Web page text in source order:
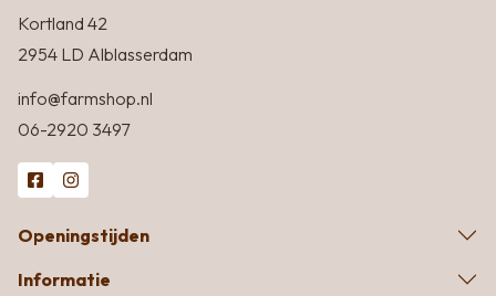
Kortland 42
2954 LD Alblasserdam
info@farmshop.nl
06-2920 3497
Openingstijden
Informatie